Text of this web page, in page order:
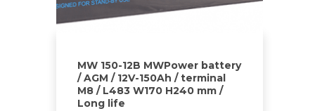
MW 150-12B MWPower battery
/ AGM / 12V-150Ah / terminal
M8 / L483 W170 H240 mm /
Long life